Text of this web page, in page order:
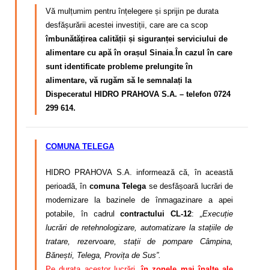
Vă mulțumim pentru înțelegere și sprijin pe durata
desfășurării acestei investiții, care are ca scop
îmbunătățirea calității și siguranței serviciului de
alimentare cu apă în orașul Sinaia. În cazul în care
sunt identificate probleme prelungite în
alimentare, vă rugăm să le semnalați la
Dispeceratul HIDRO PRAHOVA S.A. – telefon 0724
299 614.
COMUNA TELEGA
HIDRO PRAHOVA S.A. informează că, în această
perioadă, în comuna Telega se desfășoară lucrări de
modernizare la bazinele de înmagazinare a apei
potabile, în cadrulcontractului CL-12: „Execuție
lucrări de retehnologizare, automatizare la stațiile de
tratare, rezervoare, stații de pompare Câmpina,
Bănești, Telega, Provița de Sus”.